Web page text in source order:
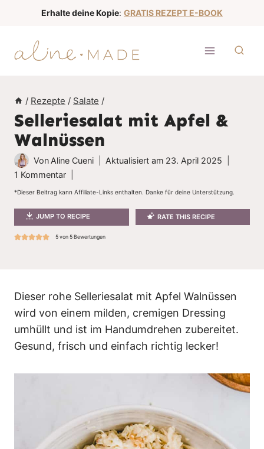
Erhalte deine Kopie: GRATIS REZEPT E-BOOK
/ Rezepte / Salate /
Selleriesalat mit Apfel &
Walnüssen
Von Aline Cueni Aktualisiert am 23. April 2025
1 Kommentar
*Dieser Beitrag kann Affiliate-Links enthalten. Danke für deine Unterstützung.
JUMP TO RECIPE RATE THIS RECIPE
5von5Bewertungen
Dieser rohe Selleriesalat mit Apfel Walnüssen
wird von einem milden, cremigen Dressing
umhüllt und ist im Handumdrehen zubereitet.
Gesund, frisch und einfach richtig lecker!